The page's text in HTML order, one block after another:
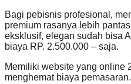
Bagi pebisnis profesional,
premium rasanya lebih
eksklusif, elegan sudah bisa
biaya RP. 2.500.000 – saja.
Memiliki website yang online
menghemat biaya pemasaran.